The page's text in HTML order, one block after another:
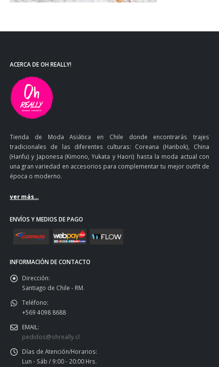
ACERCA DE OH REALLY!
Tienda de Moda Asiática en Chile donde encontrarás trajes
tradicionales de las diferentes culturas: Coreana (Hanbok), China
(Hanfu) y Japonesa (Kimono, Yukata y Haori) hasta la moda actual con
una gran variedad en accesorios para complementar tu mejor outfit de
época o moderno.
ver más...
ENVÍOS Y MEDIOS DE PAGO
INFORMACIÓN DE CONTACTO
Dirección:
Santiago de Chile - RM.
Teléfono:
+569 4098 8688
EMAIL:
pedidos@ohreally.cl
Días de Atención/Horarios:
Lun - Sáb / 9:00 - 20:00 Hrs.